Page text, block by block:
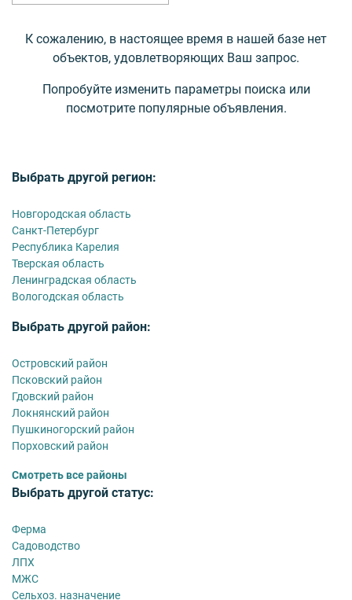
К сожалению, в настоящее время в нашей базе нет
объектов, удовлетворяющих Ваш запрос.
Попробуйте изменить параметры поиска или
посмотрите популярные объявления.
Выбрать другой регион:
Новгородская область
Санкт-Петербург
Республика Карелия
Тверская область
Ленинградская область
Вологодская область
Выбрать другой район:
Островский район
Псковский район
Гдовский район
Локнянский район
Пушкиногорский район
Порховский район
Смотреть все районы
Выбрать другой статус:
Ферма
Садоводство
ЛПХ
МЖС
Сельхоз. назначение